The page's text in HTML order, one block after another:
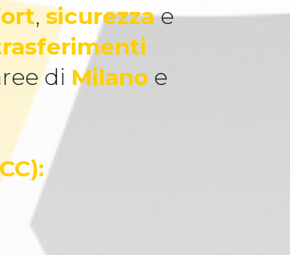
, sicurezzae
di Milanoe